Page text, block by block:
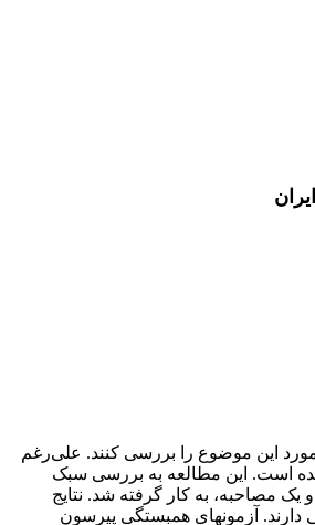
این موضوع را بررسی کنند. علی‌رغم
است. این مطالعه به بررسی سبک
یک مصاحبه، به کار گرفته شد. نتایج
آزمونهای همبستگی پیرسون